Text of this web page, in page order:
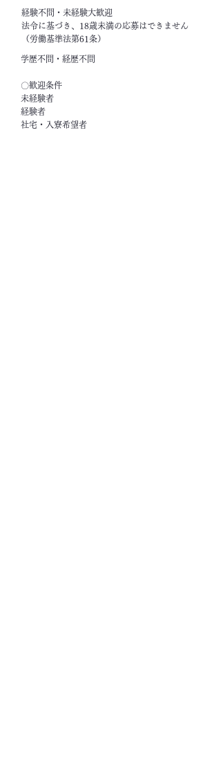
経験不問・未経験大歓迎
法令に基づき、18歳未満の応募はできません
（労働基準法第61条）
学歴不問・経歴不問
〇歓迎条件
未経験者
経験者
社宅・入寮希望者